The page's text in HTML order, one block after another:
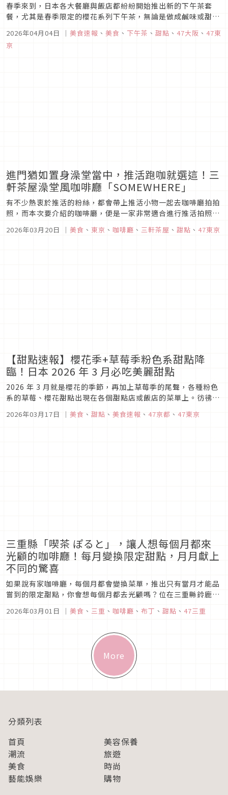
春季來到，日本各大餐廳與飯店都紛紛開始推出新的下午茶套
餐，尤其是春季限定的櫻花系列下午茶，無論是做成鹹味或甜味
的餐點，都超級浪漫！這篇將為大家整理2026年3～5月的下午
茶，即將去日本賞櫻的你，一定要收藏起來吧！
2026年04月04日 ｜ 美食速報 、 美食 、 下午茶 、 甜點 、 47大阪 、 47東
京
進門猶如置身澡堂當中，推活跑咖就選這！三
軒茶屋澡堂風咖啡廳「SOMEWHERE」
有不少熱衷於推活的粉絲，都會帶上推活小物一起去咖啡廳拍拍
照，而本次要介紹的咖啡廳，便是一家非常適合進行推活拍照的
澡堂風咖啡廳，簡約中卻帶點獨特的風格，不論怎麼拍都能拍出
讓人滿意的質感美照，就讓我們一起來看看這家位於東京三軒茶
2026年03月20日 ｜ 美食 、 東京 、 咖啡廳 、 三軒茶屋 、 甜點 、 47東京
【甜點速報】櫻花季+草莓季粉色系甜點降
臨！日本 2026 年 3 月必吃美麗甜點
2026 年 3 月就是櫻花的季節，再加上草莓季的尾聲，各種粉色
系的草莓、櫻花甜點出現在各個甜點店或飯店的菜單上。彷彿全
的季節限定甜品。這次也為大家整理幾個已公開或已販售的美麗
2026年03月17日 ｜ 美食 、 甜點 、 美食速報 、 47京都 、 47東京
三重縣「喫茶 ぽると」，讓人想每個月都來
光顧的咖啡廳！每月變換限定甜點，月月獻上
不同的驚喜
如果說有家咖啡廳，每個月都會變換菜單，推出只有當月才能品
嘗到的限定甜點，你會想每個月都去光顧嗎？位在三重縣鈴鹿市
的店家，由店主獻上的每月限定菜單，以充滿驚喜感又富有季節
2026年03月01日 ｜ 美食 、 三重 、 咖啡廳 、 布丁 、 甜點 、 47三重
More
分類列表
首頁
美容保養
潮流
旅遊
美食
時尚
藝能娛樂
購物